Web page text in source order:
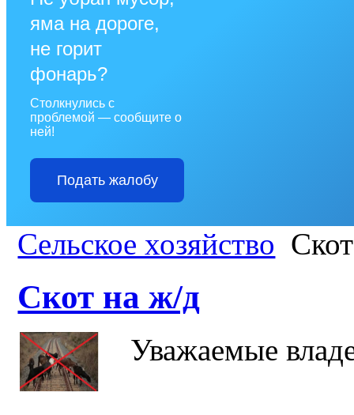
яма на дороге,
не горит
фонарь?
Столкнулись с
проблемой — сообщите о
ней!
Подать жалобу
Сельское хозяйство
Скот на ж/д
Уважаемые